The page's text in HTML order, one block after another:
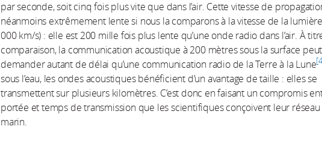
par seconde, soit cinq fois plus vite que dans l’air. Cette vitesse de
néanmoins extrêmement lente si nous la comparons à la vitesse de la
000 km/s) : elle est 200 mille fois plus lente qu’une onde radio dans l’air. À
comparaison, la communication acoustique à 200 mètres sous la surface peut
demander autant de délai qu’une communication radio de la Terre à la Lune
sous l’eau, les ondes acoustiques bénéficient d’un avantage de taille : elles se
transmettent sur plusieurs kilomètres. C’est donc en faisant un compromis
portée et temps de transmission que les scientifiques conçoivent leur réseau
marin.